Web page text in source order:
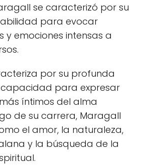
se caracterizó por su
para evocar
y emociones intensas a
por su profunda
capacidad para expresar
íntimos del alma
de su carrera, Maragall
el amor, la naturaleza,
y la búsqueda de la